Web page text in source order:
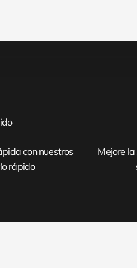
con nuestros
rápido
Mejore